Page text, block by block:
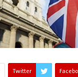
Twitter